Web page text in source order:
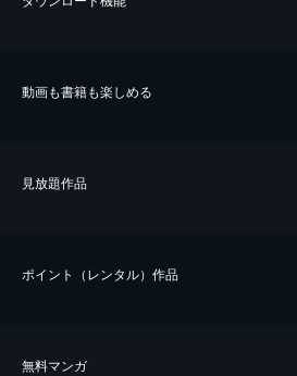
動画も書籍も楽しめる
⾒放題作品
ポイント（レンタル）作品
無料マンガ